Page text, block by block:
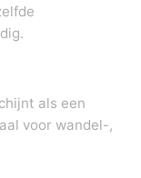
als een
voor wandel-,